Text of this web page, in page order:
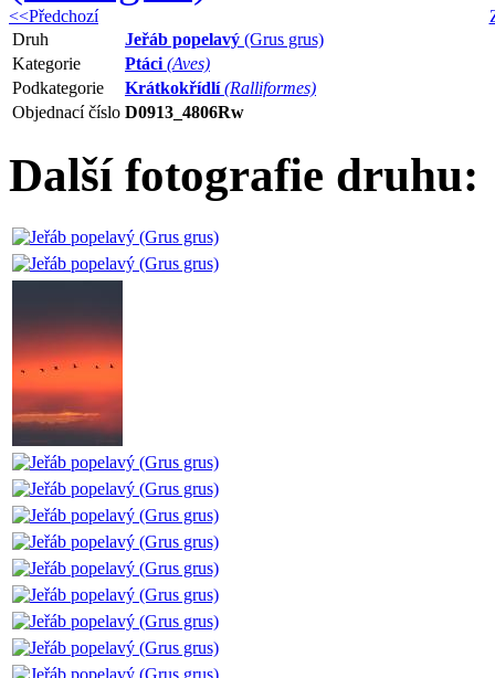
<<Předchozí
Druh
Jeřáb popelavý (Grus grus)
Kategorie
Ptáci (Aves)
Podkategorie
Krátkokřídlí(Ralliformes)
Objednací číslo D0913_4806Rw
Další fotografie